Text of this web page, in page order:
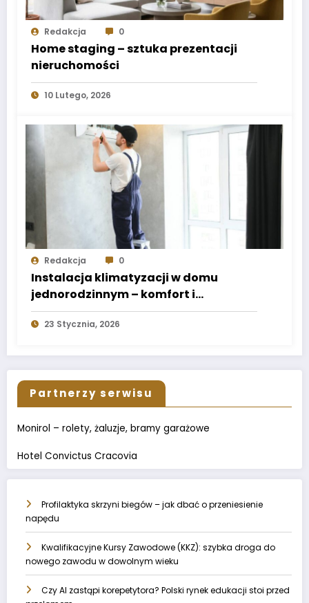
Redakcja 0
Home staging – sztuka prezentacji
nieruchomości
10 Lutego, 2026
Redakcja 0
Instalacja klimatyzacji w domu
jednorodzinnym – komfort i
energooszczędność
23 Stycznia, 2026
Partnerzy serwisu
Monirol – rolety, żaluzje, bramy garażowe
Hotel Convictus Cracovia
Profilaktyka skrzyni biegów – jak dbać o przeniesienie
napędu
Kwalifikacyjne Kursy Zawodowe (KKZ): szybka droga do
nowego zawodu w dowolnym wieku
Czy AI zastąpi korepetytora? Polski rynek edukacji stoi przed